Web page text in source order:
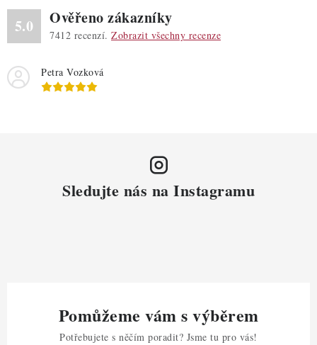
5.0 Ověřeno zákazníky
7412 recenzí. Zobrazit všechny recenze
Petra Vozková
Sledujte nás na Instagramu
Pomůžeme vám s výběrem
Potřebujete s něčím poradit? Jsme tu pro vás!